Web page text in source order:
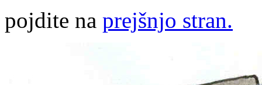
pojdite na prejšnjo stran.